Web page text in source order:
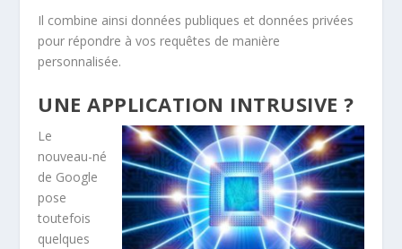
Il combine ainsi données publiques et données privées
pour répondre à vos requêtes de manière
personnalisée.
UNE APPLICATION INTRUSIVE ?
Le
nouveau-né
de Google
pose
toutefois
quelques